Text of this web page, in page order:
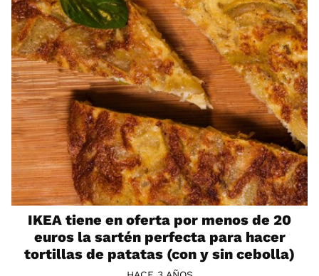
IKEA tiene en oferta por menos de 20
euros la sartén perfecta para hacer
tortillas de patatas (con y sin cebolla)